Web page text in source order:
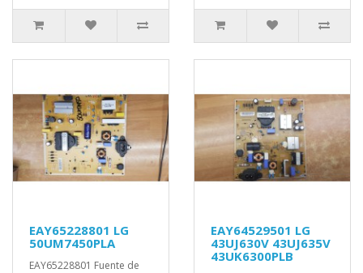
EAY65228801 LG
50UM7450PLA
EAY65228801 Fuente de
EAY64529501 LG
43UJ630V 43UJ635V
43UK6300PLB